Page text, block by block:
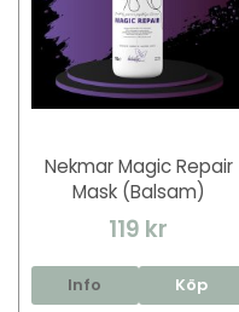
Nekmar Magic Repair
Mask (Balsam)
119 kr
Info Köp